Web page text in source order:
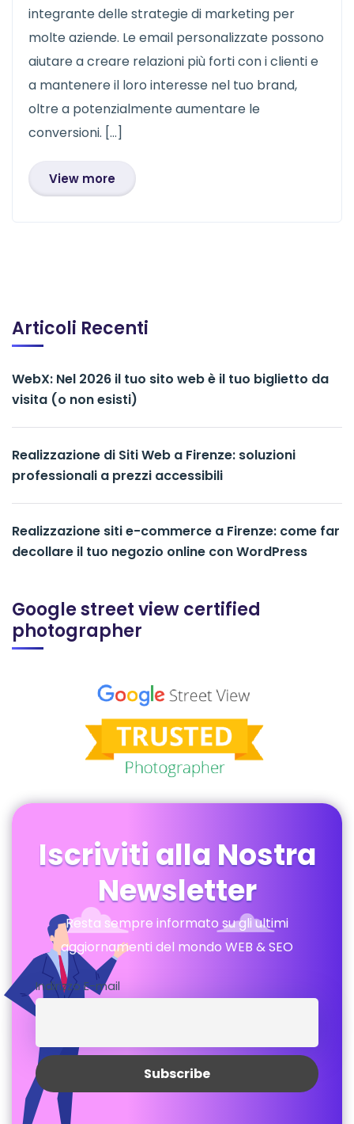
integrante delle strategie di marketing per
molte aziende. Le email personalizzate possono
aiutare a creare relazioni più forti con i clienti e
a mantenere il loro interesse nel tuo brand,
oltre a potenzialmente aumentare le
conversioni. […]
View more
Articoli Recenti
WebX: Nel 2026 il tuo sito web è il tuo biglietto da
visita (o non esisti)
Realizzazione di Siti Web a Firenze: soluzioni
professionali a prezzi accessibili
Realizzazione siti e-commerce a Firenze: come far
decollare il tuo negozio online con WordPress
Google street view certified
photographer
Iscriviti alla Nostra
Newsletter
Resta sempre informato su gli ultimi
aggiornamenti del mondo WEB & SEO
Indirizzo E-mail